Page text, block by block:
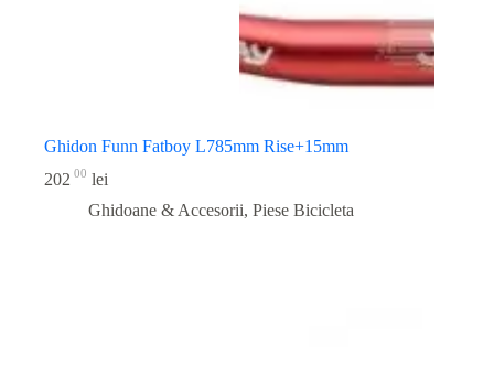
Ghidon Funn Fatboy L785mm Rise+15mm
202 00 lei
Ghidoane & Accesorii, Piese Bicicleta